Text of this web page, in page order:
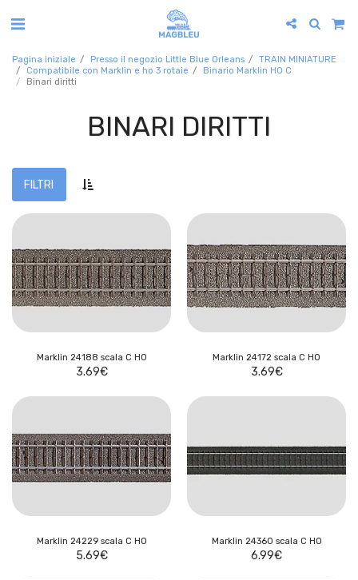
Pagina iniziale Presso il negozio Little Blue Orleans
TRAIN MINIATURE
Compatibile con Marklin e ho 3 rotaie
Binario Marklin HO C
Binari diritti
BINARI DIRITTI
FILTRI
Marklin 24188 scala C HO
3.69€
Marklin 24172 scala C HO
3.69€
Marklin 24229 scala C HO
5.69€
Marklin 24360 scala C HO
6.99€